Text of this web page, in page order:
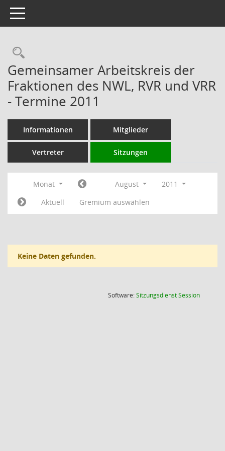
Toggle navigation
Rechercheauswahl
Gemeinsamer Arbeitskreis der
Fraktionen des NWL, RVR und VRR
- Termine 2011
Informationen Mitglieder
Vertreter Sitzungen
Monat August
2011
Aktuell
Gremium auswählen
Keine Daten gefunden.
Software:SitzungsdienstSession(Wird in